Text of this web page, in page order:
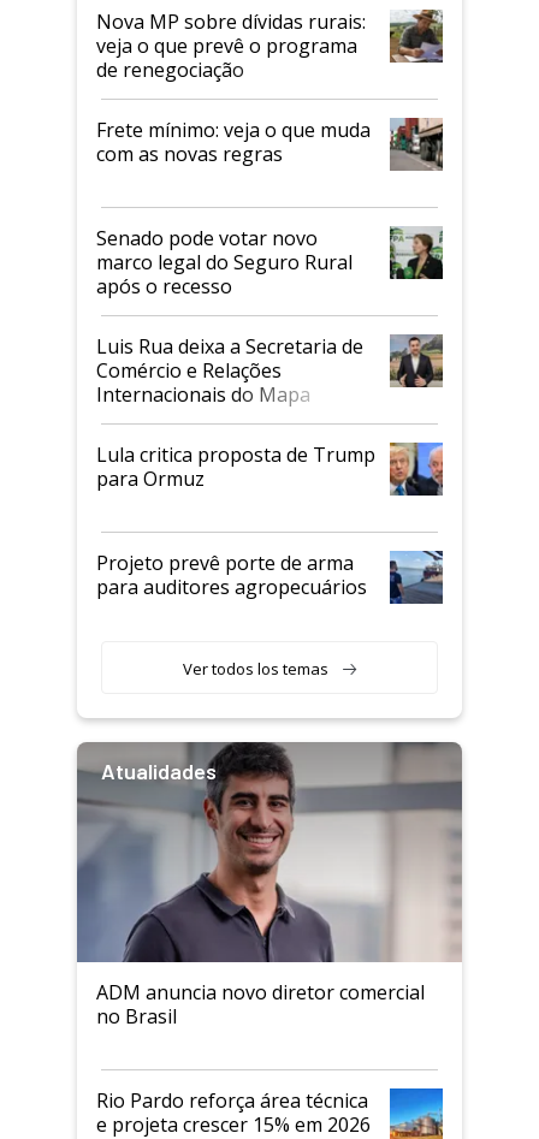
Nova MP sobre dívidas rurais:
veja o que prevê o programa
de renegociação
Frete mínimo: veja o que muda
com as novas regras
Senado pode votar novo
marco legal do Seguro Rural
após o recesso
Luis Rua deixa a Secretaria de
Comércio e Relações
Internacionais do Mapa
Lula critica proposta de Trump
para Ormuz
Projeto prevê porte de arma
para auditores agropecuários
Ver todos los temas
Atualidades
ADM anuncia novo diretor comercial
no Brasil
Rio Pardo reforça área técnica
e projeta crescer 15% em 2026